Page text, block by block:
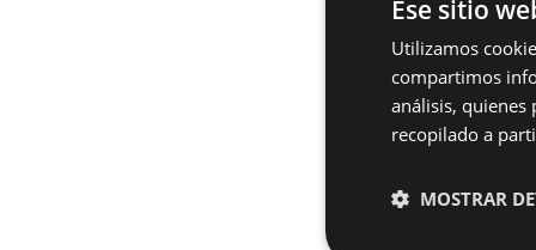
Ese sitio
Utilizamos
compartimos
análisis,
recopilado a
MOSTRAR